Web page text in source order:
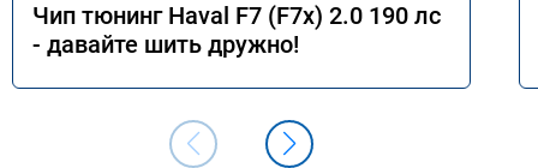
Чип тюнинг Haval F7 (F7x) 2.0 190 лс
- давайте шить дружно!